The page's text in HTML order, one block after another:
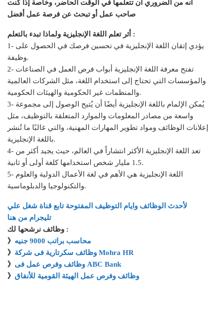
أنه من الضروري أن تتعلمها في الوقت الحاضر، وخاصة إذا كنت
صاحب عمل أو تبحث عن فرصة عمل أفضل
أثر تعلم اللغة الإنجليزية ولماذا تبدء بالتعلم :
1- يؤدي إتقان اللغة الإنجليزية في تحسين فرصك في الحصول على
وظيفة.
2- تفتح معرفة اللغة الإنجليزية أبواب فرص العمل في الصناعات
والمؤسسات التي تحتاج إلى استخدام اللغة، مثل الشركات العالمية
والمنظمات غير الحكومية والهيئات الحكومية.
3- يُمكن الإلمام باللغة الإنجليزية أيضًا أن يُتيح الوصول إلى مجموعة
واسعة من مصادر المعلومات والموارد المتعلقة بالتوظيف، مثل
إعلانات الوظائف ومواد تطوير المهارات المهنية، والتي غالبًا ما تُنشر
باللغة الإنجليزية.
4- تعد اللغة الإنجليزية الأكثر انتشاراً في العالم، حيث يجيد أكثر من
1.5 مليار شخص استخدامها كلغة أولى أو ثانية.
5- اللغة الإنجليزية هي الأهم في لغة الأعمال الدولية والعلوم
والتكنولوجيا والدبلوماسية.
لأحدث الوظائف وايام التوظيف المفتوحة تابع قناة شغل علي
تليجرام من هنا
وظائف نرشحها لك :
》
محاسب براتب 9000 جنيه
》
وظائف سكرتارية فى شركة Mohra HR
》
وظائف وفرص عمل فى ABC Bank
》 وظائف وفرص عمل الهيئة القومية للأنفاق